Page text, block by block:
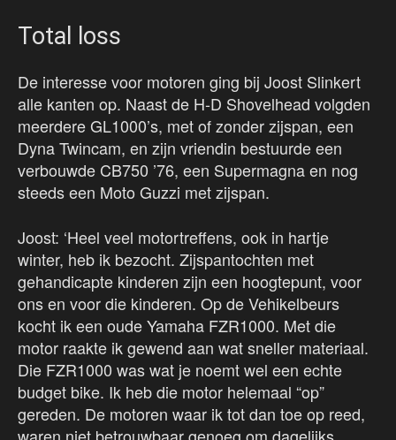
Total loss
De interesse voor motoren ging bij Joost Slinkert
alle kanten op. Naast de H-D Shovelhead volgden
meerdere GL1000’s, met of zonder zijspan, een
Dyna Twincam, en zijn vriendin bestuurde een
verbouwde CB750 ’76, een Supermagna en nog
steeds een Moto Guzzi met zijspan.
Joost: ‘Heel veel motortreffens, ook in hartje
winter, heb ik bezocht. Zijspantochten met
gehandicapte kinderen zijn een hoogtepunt, voor
ons en voor die kinderen. Op de Vehikelbeurs
kocht ik een oude Yamaha FZR1000. Met die
motor raakte ik gewend aan wat sneller materiaal.
Die FZR1000 was wat je noemt wel een echte
budget bike. Ik heb die motor helemaal “op”
gereden. De motoren waar ik tot dan toe op reed,